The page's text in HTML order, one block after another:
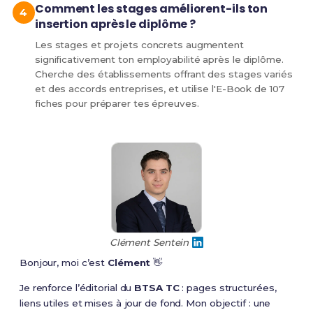
Comment les stages améliorent-ils ton
insertion après le diplôme ?
Les stages et projets concrets augmentent
significativement ton employabilité après le diplôme.
Cherche des établissements offrant des stages variés
et des accords entreprises, et utilise l'E-Book de 107
fiches pour préparer tes épreuves.
Clément Sentein
Bonjour, moi c’est Clément 👋
Je renforce l’éditorial du BTSA TC: pages structurées,
liens utiles et mises à jour de fond. Mon objectif : une